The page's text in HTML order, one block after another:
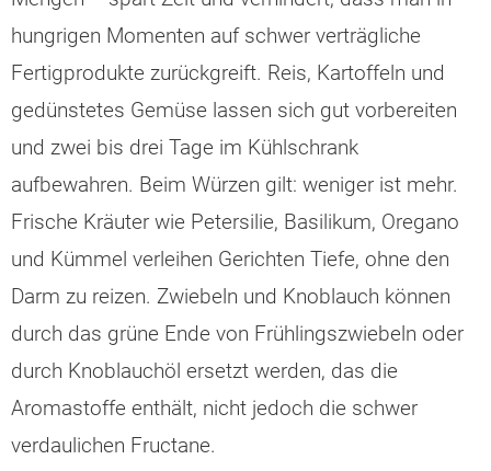
hungrigen Momenten auf schwer verträgliche
Fertigprodukte zurückgreift. Reis, Kartoffeln und
gedünstetes Gemüse lassen sich gut vorbereiten
und zwei bis drei Tage im Kühlschrank
aufbewahren. Beim Würzen gilt: weniger ist mehr.
Frische Kräuter wie Petersilie, Basilikum, Oregano
und Kümmel verleihen Gerichten Tiefe, ohne den
Darm zu reizen. Zwiebeln und Knoblauch können
durch das grüne Ende von Frühlingszwiebeln oder
durch Knoblauchöl ersetzt werden, das die
Aromastoffe enthält, nicht jedoch die schwer
verdaulichen Fructane.